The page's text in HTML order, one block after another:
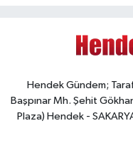
Hendek Gündem;
Başpınar Mh. Şehit
Plaza) Hendek -